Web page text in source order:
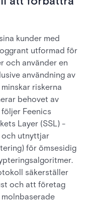
kunder med
utformad för
och använder en
användning av
riskerna
behovet av
Feenics
Layer (SSL) -
och utnyttjar
för ömsesidig
säkerställer
och att företag